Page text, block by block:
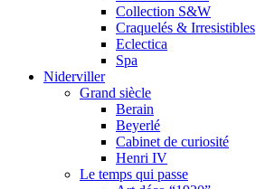
Collection S&W
Craquelés & Irresistibles
Eclectica
Spa
Niderviller
Grand siècle
Berain
Beyerlé
Cabinet de curiosité
Henri IV
Le temps qui passe